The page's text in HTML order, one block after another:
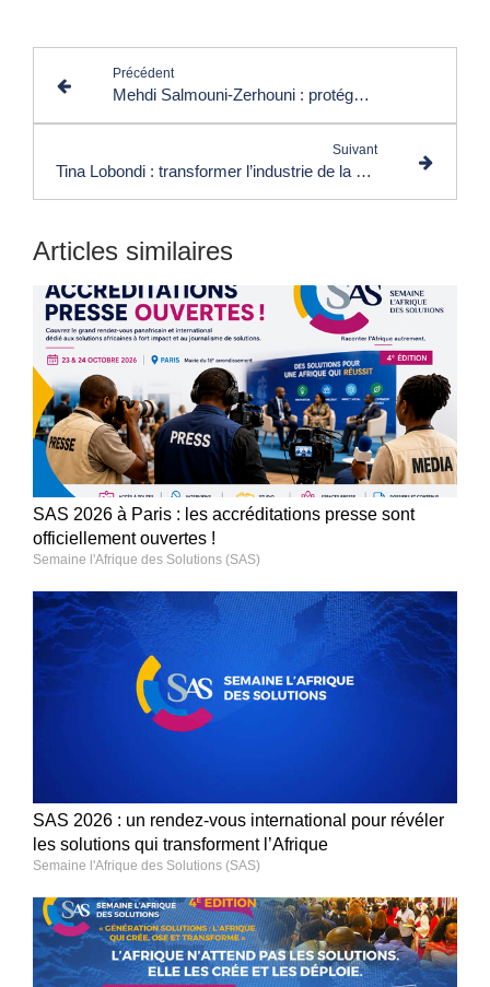
Précédent
Mehdi Salmouni-Zerhouni : protéger les inventions Made in Africa
Suivant
Tina Lobondi : transformer l’industrie de la mode
Articles similaires
SAS 2026 à Paris : les accréditations presse sont
officiellement ouvertes !
Semaine l'Afrique des Solutions (SAS)
SAS 2026 : un rendez-vous international pour révéler
les solutions qui transforment l’Afrique
Semaine l'Afrique des Solutions (SAS)